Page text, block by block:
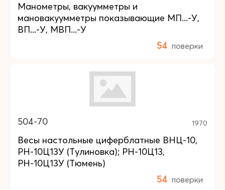
Манометры, вакуумметры и
мановакуумметры показывающие МП...-У,
ВП...-У, МВП...-У
54 поверки
504-70 1970
Весы настольные циферблатные ВНЦ-10,
РН-10Ц13У (Тулиновка); РН-10Ц13,
РН-10Ц13У (Тюмень)
54 поверки